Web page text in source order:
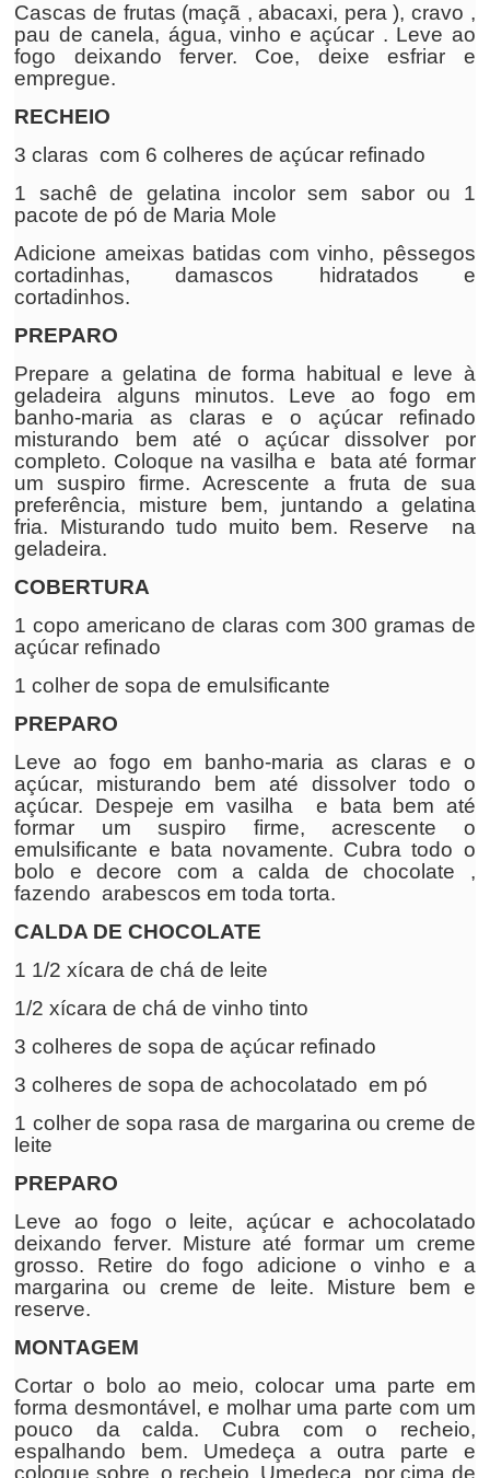
Cascas de frutas (maçã , abacaxi, pera ), cravo ,
pau de canela, água, vinho e açúcar . Leve ao
fogo deixando ferver. Coe, deixe esfriar e
empregue.
RECHEIO
3 claras com 6 colheres de açúcar refinado
1 sachê de gelatina incolor sem sabor ou 1
pacote de pó de Maria Mole
Adicione ameixas batidas com vinho, pêssegos
cortadinhas, damascos hidratados e
cortadinhos.
PREPARO
Prepare a gelatina de forma habitual e leve à
geladeira alguns minutos. Leve ao fogo em
banho-maria as claras e o açúcar refinado
misturando bem até o açúcar dissolver por
completo. Coloque na vasilha e bata até formar
um suspiro firme. Acrescente a fruta de sua
preferência, misture bem, juntando a gelatina
fria. Misturando tudo muito bem. Reserve na
geladeira.
COBERTURA
1 copo americano de claras com 300 gramas de
açúcar refinado
1 colher de sopa de emulsificante
PREPARO
Leve ao fogo em banho-maria as claras e o
açúcar, misturando bem até dissolver todo o
açúcar. Despeje em vasilha e bata bem até
formar um suspiro firme, acrescente o
emulsificante e bata novamente. Cubra todo o
bolo e decore com a calda de chocolate ,
fazendo arabescos em toda torta.
CALDA DE CHOCOLATE
1 1/2 xícara de chá de leite
1/2 xícara de chá de vinho tinto
3 colheres de sopa de açúcar refinado
3 colheres de sopa de achocolatado em pó
1 colher de sopa rasa de margarina ou creme de
leite
PREPARO
Leve ao fogo o leite, açúcar e achocolatado
deixando ferver. Misture até formar um creme
grosso. Retire do fogo adicione o vinho e a
margarina ou creme de leite. Misture bem e
reserve.
MONTAGEM
Cortar o bolo ao meio, colocar uma parte em
forma desmontável, e molhar uma parte com um
pouco da calda. Cubra com o recheio,
espalhando bem. Umedeça a outra parte e
coloque sobre o recheio. Umedeça por cima de